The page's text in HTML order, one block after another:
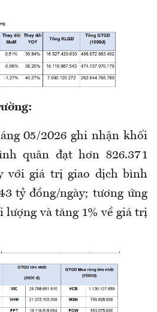
05/2026 ghi nhận khối
quân đạt hơn 826.371
với giá trị giao dịch bình
tỷ đồng/ngày; tương ứng
lượng và tăng 1% về giá trị